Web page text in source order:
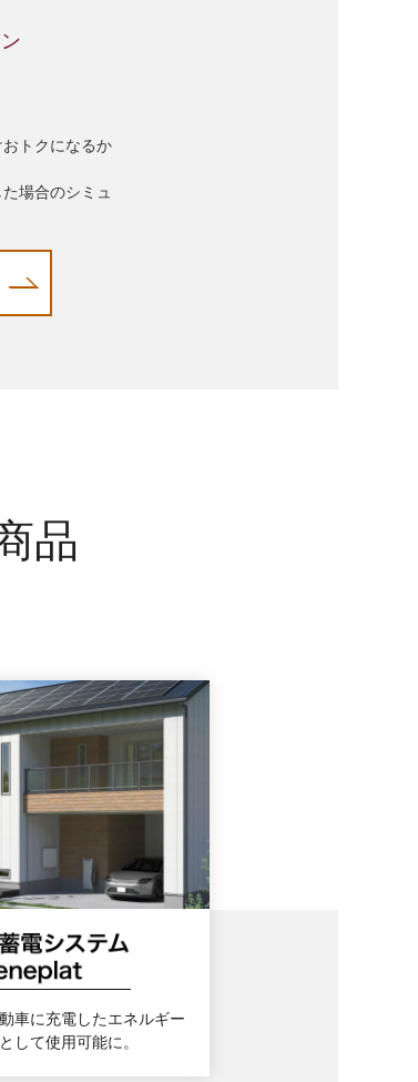
トクになるか
場合のシミュ
品
車に充電したエネルギー
して使用可能に。